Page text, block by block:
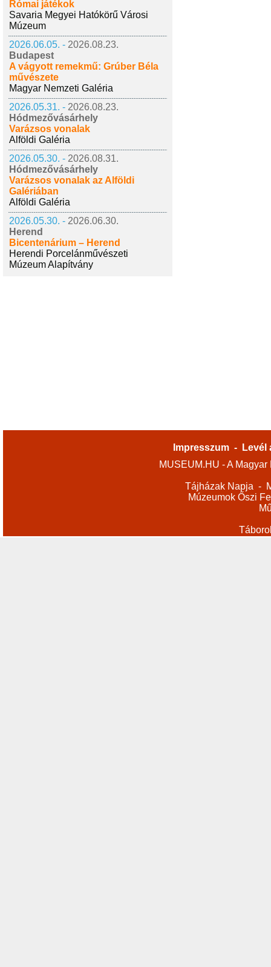
Római játékok
Savaria Megyei Hatókörű Városi
Múzeum
2026.06.05. - 2026.08.23.
Budapest
A vágyott remekmű: Grúber Béla
művészete
Magyar Nemzeti Galéria
2026.05.31. - 2026.08.23.
Hódmezővásárhely
Varázsos vonalak
Alföldi Galéria
2026.05.30. - 2026.08.31.
Hódmezővásárhely
Varázsos vonalak az Alföldi
Galériában
Alföldi Galéria
2026.05.30. - 2026.06.30.
Herend
Bicentenárium – Herend
Herendi Porcelánművészeti
Múzeum Alapítvány
Impresszum -
Levél
MUSEUM.HU - A
Tájházak Napja -
Múzeumok Őszi